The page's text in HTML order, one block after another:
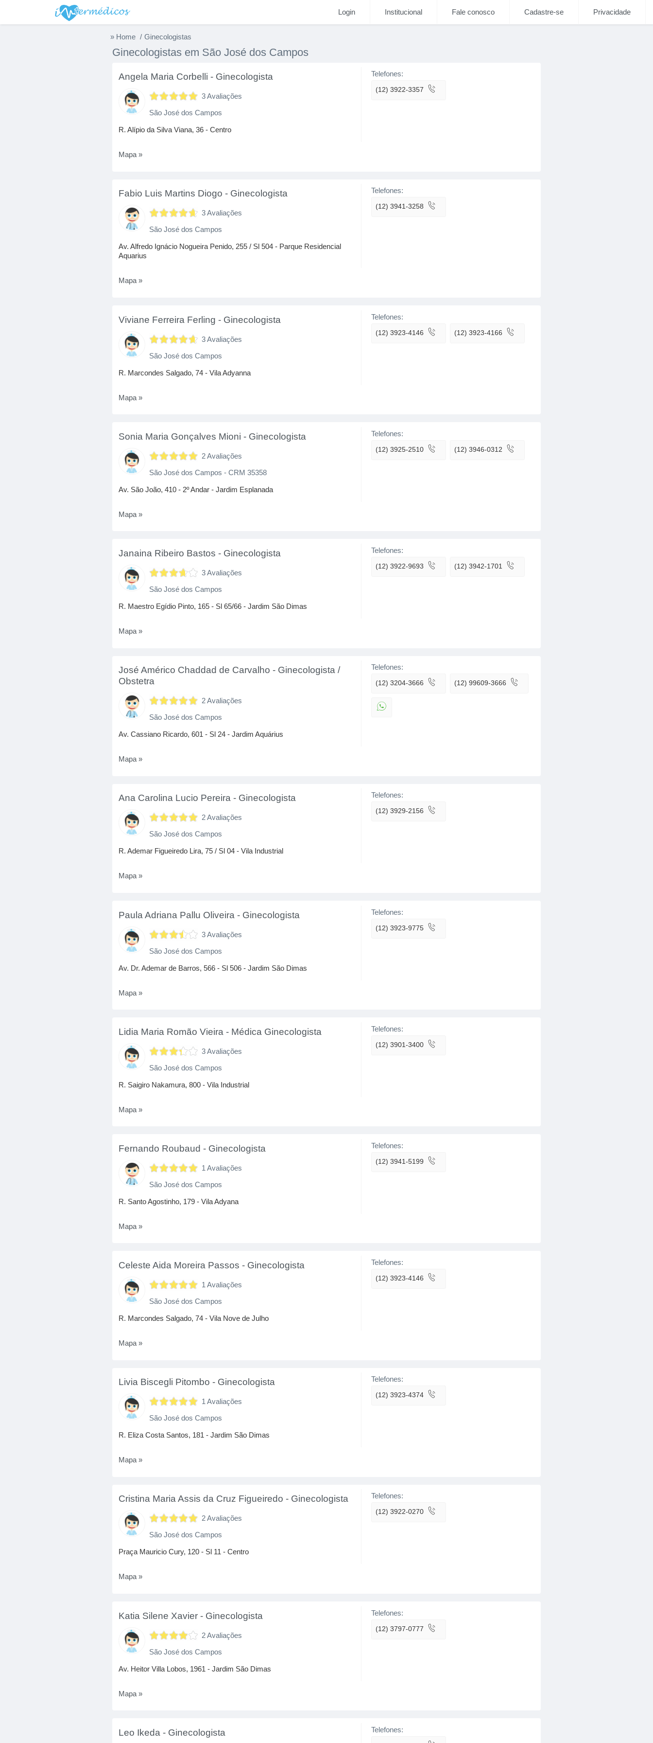
Login Institucional Fale conosco Cadastre-se Privacidade
» Home Ginecologistas
Ginecologistas em São José dos Campos
Angela Maria Corbelli - Ginecologista
3 Avaliações
São José dos Campos
R. Alípio da Silva Viana, 36 - Centro
Telefones:
(12) 3922-3357
Mapa »
Fabio Luis Martins Diogo - Ginecologista
3 Avaliações
São José dos Campos
Av. Alfredo Ignácio Nogueira Penido, 255 / Sl 504 - Parque Residencial
Aquarius
Telefones:
(12) 3941-3258
Mapa »
Viviane Ferreira Ferling - Ginecologista
3 Avaliações
São José dos Campos
R. Marcondes Salgado, 74 - Vila Adyanna
Telefones:
(12) 3923-4146 (12) 3923-4166
Mapa »
Sonia Maria Gonçalves Mioni - Ginecologista
2 Avaliações
São José dos Campos - CRM 35358
Av. São João, 410 - 2º Andar - Jardim Esplanada
Telefones:
(12) 3925-2510 (12) 3946-0312
Mapa »
Janaina Ribeiro Bastos - Ginecologista
3 Avaliações
São José dos Campos
R. Maestro Egídio Pinto, 165 - Sl 65/66 - Jardim São Dimas
Telefones:
(12) 3922-9693 (12) 3942-1701
Mapa »
José Américo Chaddad de Carvalho - Ginecologista /
Obstetra
2 Avaliações
São José dos Campos
Av. Cassiano Ricardo, 601 - Sl 24 - Jardim Aquárius
Telefones:
(12) 3204-3666 (12) 99609-3666
Mapa »
Ana Carolina Lucio Pereira - Ginecologista
2 Avaliações
São José dos Campos
R. Ademar Figueiredo Lira, 75 / Sl 04 - Vila Industrial
Telefones:
(12) 3929-2156
Mapa »
Paula Adriana Pallu Oliveira - Ginecologista
3 Avaliações
São José dos Campos
Av. Dr. Ademar de Barros, 566 - Sl 506 - Jardim São Dimas
Telefones:
(12) 3923-9775
Mapa »
Lidia Maria Romão Vieira - Médica Ginecologista
3 Avaliações
São José dos Campos
R. Saigiro Nakamura, 800 - Vila Industrial
Telefones:
(12) 3901-3400
Mapa »
Fernando Roubaud - Ginecologista
1 Avaliações
São José dos Campos
R. Santo Agostinho, 179 - Vila Adyana
Telefones:
(12) 3941-5199
Mapa »
Celeste Aida Moreira Passos - Ginecologista
1 Avaliações
São José dos Campos
R. Marcondes Salgado, 74 - Vila Nove de Julho
Telefones:
(12) 3923-4146
Mapa »
Livia Biscegli Pitombo - Ginecologista
1 Avaliações
São José dos Campos
R. Eliza Costa Santos, 181 - Jardim São Dimas
Telefones:
(12) 3923-4374
Mapa »
Cristina Maria Assis da Cruz Figueiredo - Ginecologista
2 Avaliações
São José dos Campos
Praça Mauricio Cury, 120 - Sl 11 - Centro
Telefones:
(12) 3922-0270
Mapa »
Katia Silene Xavier - Ginecologista
2 Avaliações
São José dos Campos
Av. Heitor Villa Lobos, 1961 - Jardim São Dimas
Telefones:
(12) 3797-0777
Mapa »
Leo Ikeda - Ginecologista Telefones: